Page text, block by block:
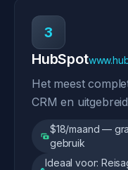
3
HubSpot
Het meest
CRM en
$18/maand —
gebruik
Ideaal voor: